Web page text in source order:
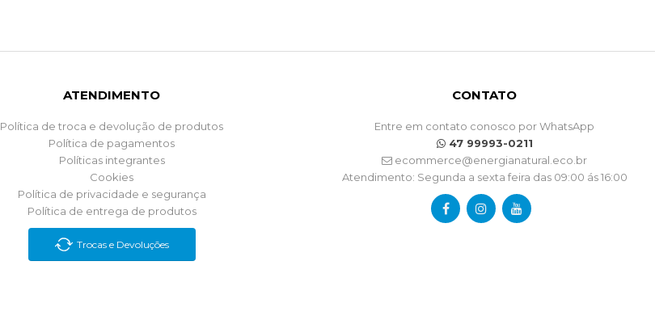
ATENDIMENTO
Política de troca e devolução de produtos
Política de pagamentos
Políticas integrantes
Cookies
Política de privacidade e segurança
Política de entrega de produtos
Trocas e Devoluções
CONTATO
Entre em contato conosco por WhatsApp
47 99993-0211
ecommerce@energianatural.eco.br
Atendimento: Segunda a sexta feira das 09:00 ás 16:00